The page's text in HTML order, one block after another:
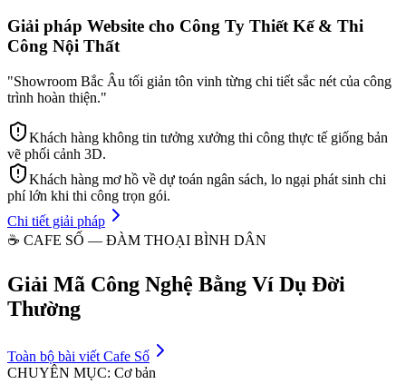
Giải pháp Website cho Công Ty Thiết Kế & Thi
Công Nội Thất
"Showroom Bắc Âu tối giản tôn vinh từng chi tiết sắc nét của công
trình hoàn thiện."
Khách hàng không tin tưởng xưởng thi công thực tế giống bản
vẽ phối cảnh 3D.
Khách hàng mơ hồ về dự toán ngân sách, lo ngại phát sinh chi
phí lớn khi thi công trọn gói.
Chi tiết giải pháp
☕ CAFE SỐ — ĐÀM THOẠI BÌNH DÂN
Giải Mã Công Nghệ Bằng Ví Dụ Đời
Thường
Toàn bộ bài viết Cafe Số
CHUYÊN MỤC: Cơ bản